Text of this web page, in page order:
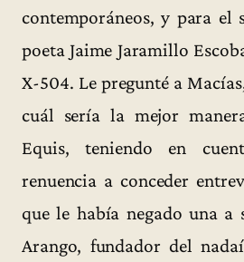
contemporáneos, y para el
poeta Jaime Jaramillo
X-504. Le pregunté a
cuál sería la mejor
Equis, teniendo en
renuencia a conceder
que le había negado una a
Arango, fundador del